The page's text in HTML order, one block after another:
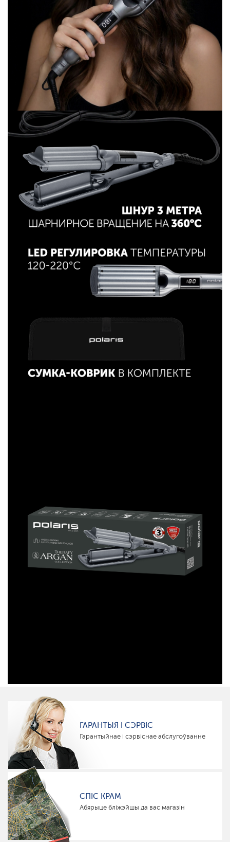
ГАРАНТЫЯ І СЭРВІС
Гарантыйнае і сэрвіснае абслугоўванне
СПІС КРАМ
Абярыце бліжэйшы да вас магазін